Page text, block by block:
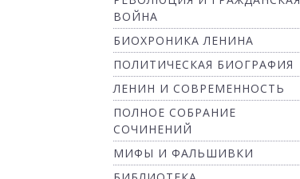
ВОЙНА
БИОХРОНИКА ЛЕНИНА
ПОЛИТИЧЕСКАЯ БИОГРАФИЯ
ЛЕНИН И СОВРЕМЕННОСТЬ
ПОЛНОЕ СОБРАНИЕ
СОЧИНЕНИЙ
МИФЫ И ФАЛЬШИВКИ